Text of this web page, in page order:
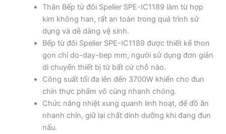
Thân Bếp từ đôi Spelier SPE-IC1189 làm từ hợp
kim không han, rất an toàn trong quá trình sử
dụng và dễ dàng vệ sinh.
Bếp từ đôi Spelier SPE-IC1189 được thiết kế thon
gọn chỉ do-day-bep mm, người sử dụng đơn giản
di chuyển thiết bị từ bất cứ chỗ nào.
Công suất tối đa lên đến 3700W khiến cho đun
chín thực phẩm vô cùng nhanh chóng.
Chức năng nhiệt xung quanh linh hoạt, để đồ ăn
nhanh chín, giữ lại chất dinh dưỡng khi đang đun
nấu.